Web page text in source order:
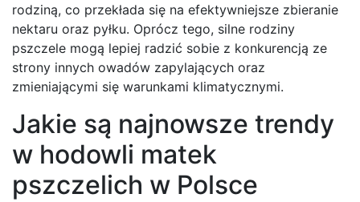
rodziną, co przekłada się na efektywniejsze zbieranie
nektaru oraz pyłku. Oprócz tego, silne rodziny
pszczele mogą lepiej radzić sobie z konkurencją ze
strony innych owadów zapylających oraz
zmieniającymi się warunkami klimatycznymi.
Jakie są najnowsze trendy
w hodowli matek
pszczelich w Polsce